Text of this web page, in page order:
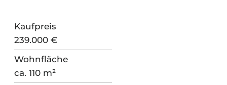
Kaufpreis
239.000 €
Wohnfläche
ca. 110 m²